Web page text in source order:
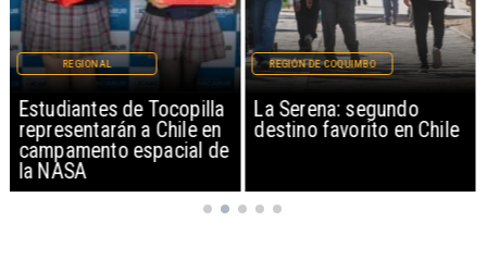
Estudiantes de Tocopilla
representarán a Chile en
campamento espacial de
la NASA
REGIONAL
La Serena: segundo
destino favorito en Chile
REGIÓN DE COQUIMBO